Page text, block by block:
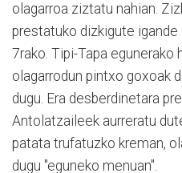
olagarroa ziztatu nahian.
prestatuko dizkigute igande
7rako. Tipi-Tapa egunerako
olagarrodun pintxo goxoak
dugu. Era desberdinetara
Antolatzaileek aurreratu
patata trufatuzko kreman,
dugu "eguneko menuan".